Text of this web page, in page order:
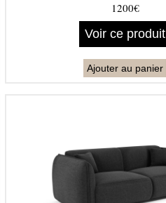
1200€
Voir ce produit
Ajouter au panier